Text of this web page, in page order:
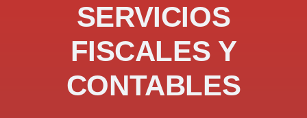
SERVICIOS
FISCALES Y
CONTABLES